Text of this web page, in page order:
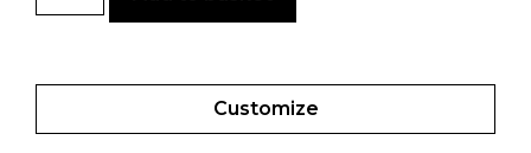
Customize